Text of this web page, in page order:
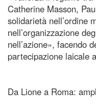
Catherine Masson,
solidarietà nell’ordine
nell’organizzazione
nell’azione», facendo
partecipazione laicale
Da Lione a Roma: